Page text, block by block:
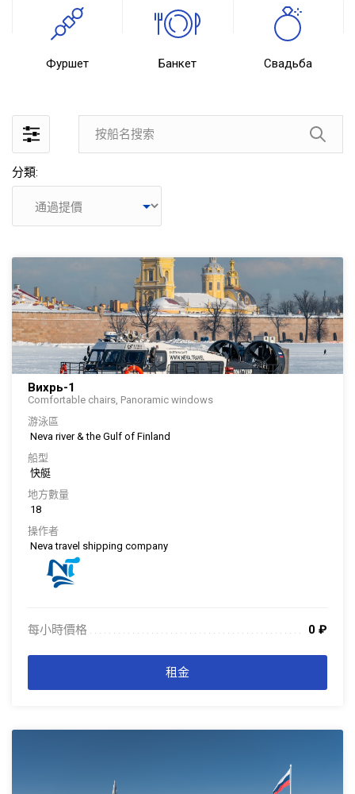
Фуршет Банкет Свадьба
分類:
Вихрь-1
Comfortable chairs, Panoramic windows
游泳區
Neva river & the Gulf of Finland
船型
快艇
地方數量
18
操作者
Neva travel shipping company
每小時價格 0 ₽
. . . . . . . . . . . . . . . . . . . . . . . . . . . . . . . . . . . . . . . . . . . . . . . . . . . . . . . . . . . . . . .
租金